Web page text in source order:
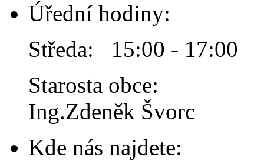
Úřední hodiny:
Středa: 15:00 - 17:00
Starosta obce:
Ing.Zdeněk Švorc
Kde nás najdete: